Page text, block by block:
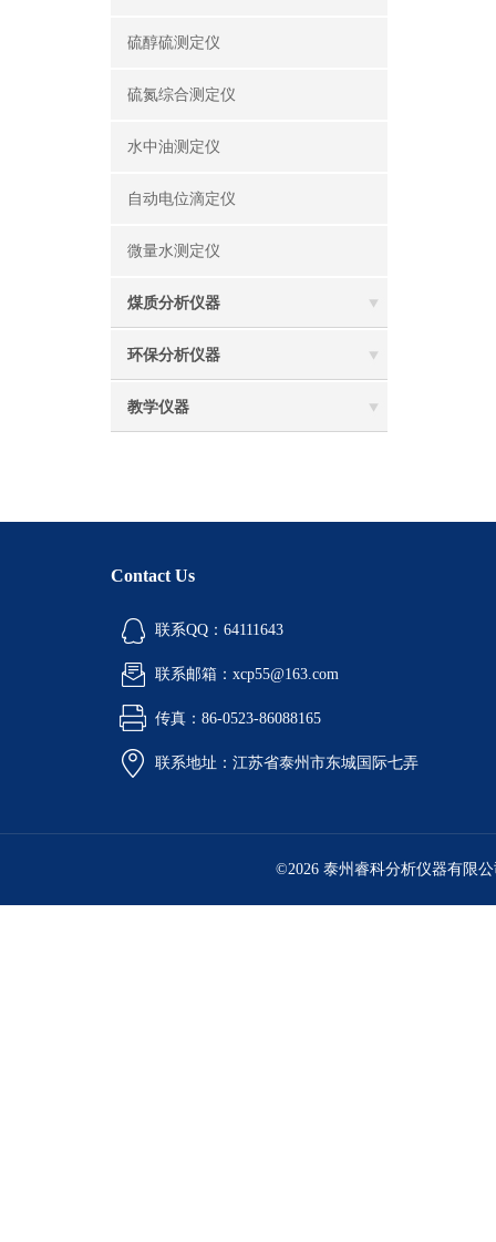
硫醇硫测定仪
硫氮综合测定仪
水中油测定仪
自动电位滴定仪
微量水测定仪
煤质分析仪器
环保分析仪器
教学仪器
Contact Us
联系QQ：64111643
联系邮箱：xcp55@163.com
传真：86-0523-86088165
联系地址：江苏省泰州市东城国际七弄
©2026 泰州睿科分析仪器有限